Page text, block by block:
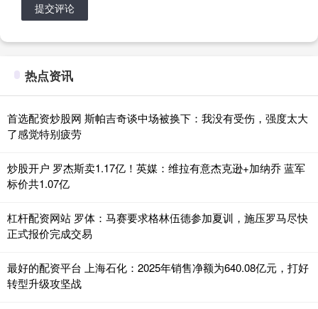
提交评论
热点资讯
首选配资炒股网 斯帕吉奇谈中场被换下：我没有受伤，强度太大
了感觉特别疲劳
炒股开户 罗杰斯卖1.17亿！英媒：维拉有意杰克逊+加纳乔 蓝军
标价共1.07亿
杠杆配资网站 罗体：马赛要求格林伍德参加夏训，施压罗马尽快
正式报价完成交易
最好的配资平台 上海石化：2025年销售净额为640.08亿元，打好
转型升级攻坚战